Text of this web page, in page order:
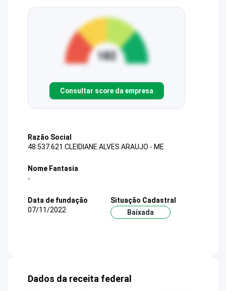
Consultar score da empresa
Razão Social
48.537.621 CLEIDIANE ALVES ARAUJO - ME
Nome Fantasia
-
Data de fundação
07/11/2022
Situação Cadastral
Baixada
Dados da receita federal